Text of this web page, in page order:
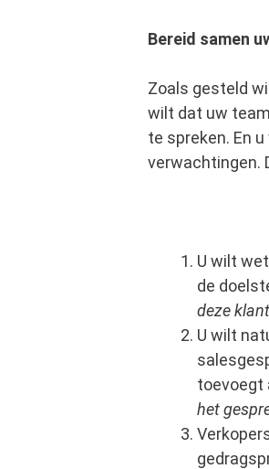
Bereid samen
Zoals gesteld
wilt dat uw
te spreken. En
verwachtingen.
U wilt
de
deze
U wilt
toevoegt
het